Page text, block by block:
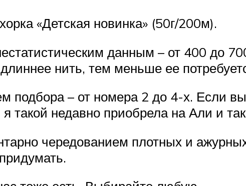
«Детская новинка» (50г/200м).
данным – от 400 до
нить, тем меньше ее
подбора – от номера 2 до 4-х. Если
такой недавно приобрела на Али и
чередованием плотных и